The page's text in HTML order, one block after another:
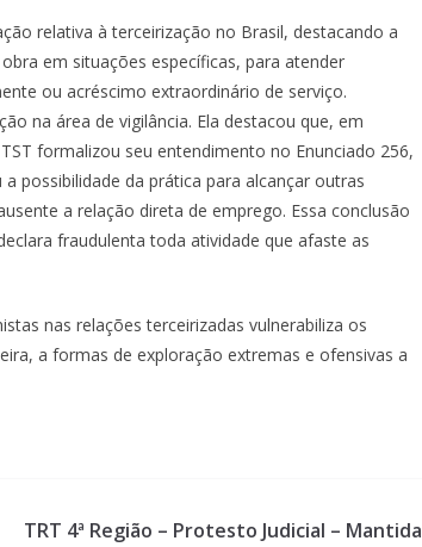
relativa à terceirização no Brasil, destacando a
em situações específicas, para atender
ou acréscimo extraordinário de serviço.
na área de vigilância. Ela destacou que, em
formalizou seu entendimento no Enunciado 256,
possibilidade da prática para alcançar outras
a relação direta de emprego. Essa conclusão
fraudulenta toda atividade que afaste as
nas relações terceirizadas vulnerabiliza os
a formas de exploração extremas e ofensivas a
TRT 4ª Região – Protesto Judicial – Mantida